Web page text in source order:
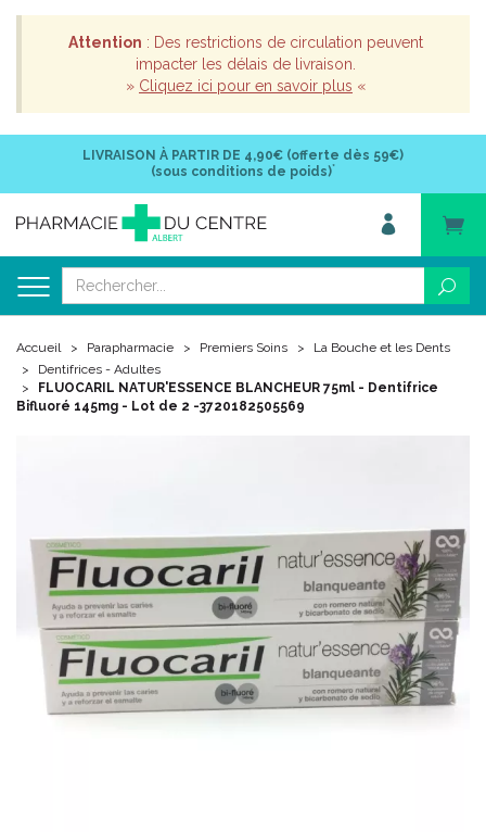
Attention : Des restrictions de circulation peuvent
impacter les délais de livraison.
» Cliquez ici pour en savoir plus «
LIVRAISON À PARTIR DE 4,90€ (offerte dès 59€)
(sous conditions de poids)*
Accueil Parapharmacie Premiers Soins
La Bouche et les Dents
Dentifrices - Adultes
FLUOCARIL NATUR'ESSENCE BLANCHEUR 75ml - Dentifrice
Bifluoré 145mg - Lot de 2 -3720182505569